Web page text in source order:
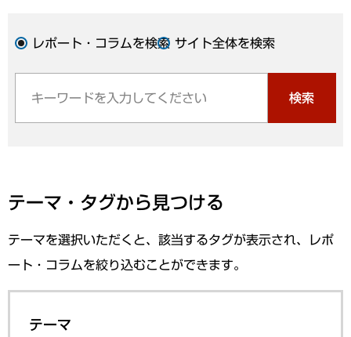
レポート・コラムを検索 サイト全体を検索
検索
テーマ・タグから見つける
テーマを選択いただくと、該当するタグが表示され、レポ
ート・コラムを絞り込むことができます。
テーマ